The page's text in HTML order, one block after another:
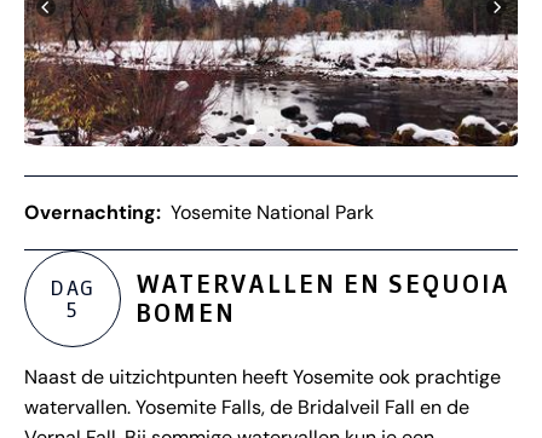
Overnachting: Yosemite National Park
DAG
5
WATERVALLEN EN SEQUOIA
BOMEN
Naast de uitzichtpunten heeft Yosemite ook prachtige
watervallen. Yosemite Falls, de Bridalveil Fall en de